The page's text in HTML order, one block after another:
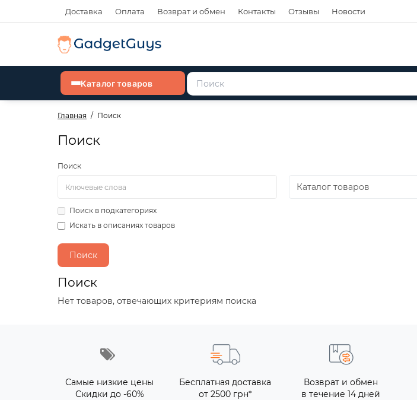
Доставка Оплата Возврат и обмен Контакты Отзывы Новости
Каталог товаров
Главная Поиск
Поиск
Поиск
Поиск в подкатегориях
Искать в описаниях товаров
Поиск
Нет товаров, отвечающих критериям поиска
Самые низкие цены
Скидки до -60%
Бесплатная доставка
от 2500 грн*
Возврат и обмен
в течение 14 дней